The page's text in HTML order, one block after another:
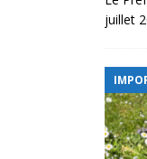
juillet